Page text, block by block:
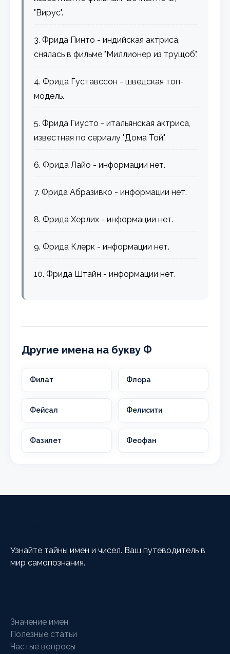
"Вирус".
3. Фрида Пинто - индийская актриса,
снялась в фильме "Миллионер из трущоб".
4. Фрида Густавссон - шведская топ-
модель.
5. Фрида Гиусто - итальянская актриса,
известная по сериалу "Дома Той".
6. Фрида Лайо - информации нет.
7. Фрида Абразивко - информации нет.
8. Фрида Херлих - информации нет.
9. Фрида Клерк - информации нет.
10. Фрида Штайн - информации нет.
Другие имена на букву Ф
Филат Флора
Фейсал Фелисити
Фазилет Феофан
Узнайте тайны имен и чисел. Ваш путеводитель в
мир самопознания.
Значение имен
Полезные статьи
Частые вопросы